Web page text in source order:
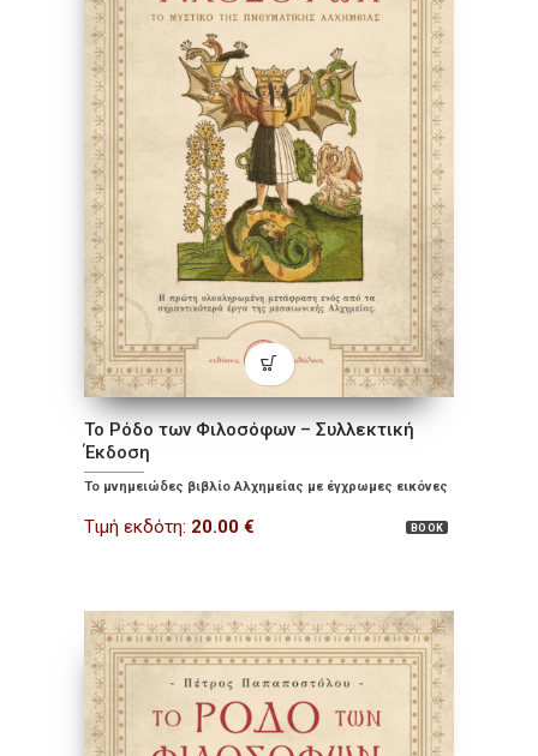
Το Ρόδο των Φιλοσόφων – Συλλεκτική
Έκδοση
Το μνημειώδες βιβλίο Αλχημείας με έγχρωμες εικόνες
BOOK
Τιμή εκδότη: 20.00 €